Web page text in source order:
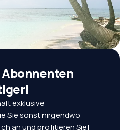
Abonnenten
exklusive
Sie sonst nirgendwo
an und profitieren Sie!